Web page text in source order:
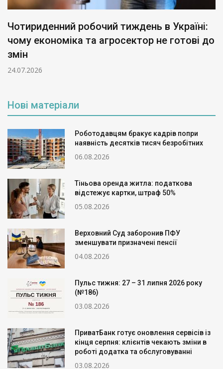
Мільйонні зарплати в державних банках:
Гетманцев обурений захмарними
виплатами
16.07.2026
Нові матеріали
Роботодавцям бракує кадрів попри
наявність десятків тисяч безробітних
06.08.2026
Тіньова оренда житла: податкова
відстежує картки, штраф 50%
05.08.2026
Верховний Суд заборонив ПФУ
зменшувати призначені пенсії
04.08.2026
Пульс тижня: 27 – 31 липня 2026 року
(№186)
03.08.2026
ПриватБанк готує оновлення сервісів із
кінця серпня: клієнтів чекають зміни в
роботі додатка та обслуговуванні
03.08.2026